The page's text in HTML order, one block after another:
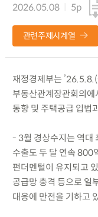
2026.05.08
5p
관련주제시계열
재정경제부는
부동산관계장관회의에
동향 및 주택공급 입법
- 3월 경상수지는 역대
수출도 두 달 연속 800
펀더멘털이 유지되고
공급망 충격 등으로 일
대응에 만전을 기하고